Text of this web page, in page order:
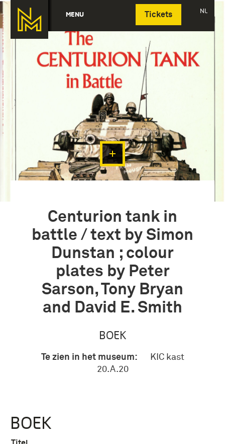
MENU Tickets NL
Deutsch
Centurion tank in
battle / text by Simon
Dunstan ; colour
plates by Peter
Sarson, Tony Bryan
and David E. Smith
BOEK
Te zien in het museum:
KIC kast
20.A.20
BOEK